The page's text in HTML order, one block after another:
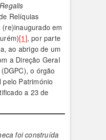
Regalis
Relíquias
em
[1], por parte
ao abrigo de um
a Direção Geral
o órgão
pelo Património
a 23 de
foi construída